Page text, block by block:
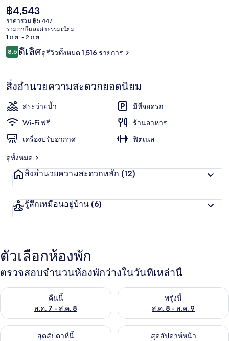
สถานี Maxwell
ราคา
ปัจจุบัน
฿4,543
฿4,543
ราคารวม ฿5,447
รวมภาษีและค่าธรรมเนียม
1 ก.ย. - 2 ก.ย.
รีวิว
8.68.6 จาก 10
ดีเลิศดูรีวิวทั้งหมด 1,516 รายการ
สิ่งอำนวยความสะดวกยอดนิยม
สระว่ายน้ำ
มีที่จอดรถ
Wi-Fi ฟรี
ร้านอาหาร
เครื่องปรับอากาศ
ฟิตเนส
ดูทั้งหมด
สิ่งอำนวยความสะดวกหลัก (12)
รู้สึกเหมือนอยู่บ้าน (6)
ตัวเลือกห้องพัก
ตรวจสอบจำนวนห้องพักว่างในวันที่เหล่านี้
คืนนี้
ส.ค. 7 - ส.ค. 8
ตรวจสอบจำนวนห้องพักว่างในคืนนี้ ส.ค. 7 - ส.ค. 8พรุ่งนี้
ส.ค. 8 - ส.ค. 9
ตรวจสอบจำนวนห้องพักว่างใน
สุดสัปดาห์นี้
ตรวจสอบจำนวนห้องพักว่างในสุดสัปดาห์นี้ ส.ค. 7 - ส.ค. 9
สุดสัปดาห์หน้า
ตรวจสอบจำนวนห้องพักว่างใน